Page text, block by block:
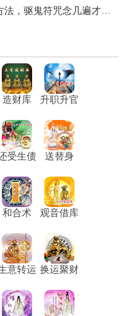
驱鬼符咒念几遍才灵验？
造财库 升职升官
受生债 送替身
和合术 观音借库
意转运 换运聚财